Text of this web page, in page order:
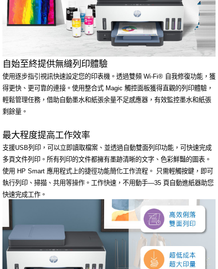
自始至終提供無縫列印體驗
使用逐步指引視訊快速設定您的印表機。 透過雙頻 Wi-Fi® 自我修復功能，獲
得更快、更可靠的連接。 使用整合式 Magic 觸控面板獲得直觀的列印體驗，
輕鬆管理任務， 借助自動墨水和紙張余量不足感應器，有效監控墨水和紙張
剩餘量。
最大程度提高工作效率
支援USB列印，可以立即讀取檔案、並透過自動雙面列印功能，可快速完成
多頁文件列印。 所有列印的文件都擁有墨跡清晰的文字、色彩鮮豔的圖表。
使用 HP Smart 應用程式上的捷徑功能簡化工作流程。
只需輕觸按鍵，即可
執行列印、掃描、共用等操作。 工作快速，不用動手—35 頁自動進紙器助您
快速完成工作。